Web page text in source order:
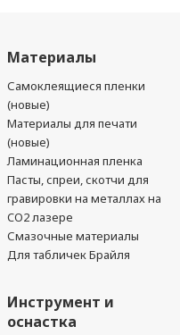
Материалы
Самоклеящиеся пленки
(новые)
Материалы для печати
(новые)
Ламинационная пленка
Пасты, спреи, скотчи для
гравировки на металлах на
CO2 лазере
Смазочные материалы
Для табличек Брайля
Инструмент и
оснастка